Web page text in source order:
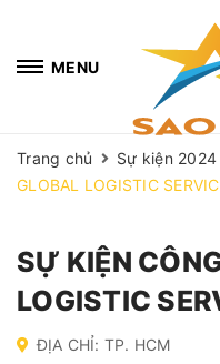
MENU
Trang chủ Sự kiện 2024
GLOBAL LOGISTIC
SỰ KIỆN
LOGISTIC
ĐỊA CHỈ: TP. HCM